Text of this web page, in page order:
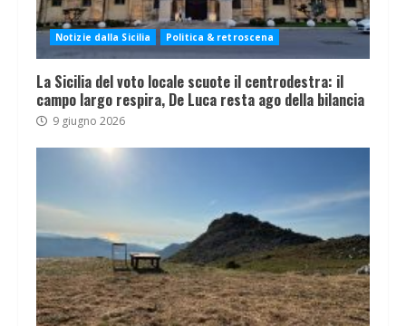
Notizie dalla Sicilia Politica & retroscena
La Sicilia del voto locale scuote il centrodestra: il
campo largo respira, De Luca resta ago della bilancia
9 giugno 2026